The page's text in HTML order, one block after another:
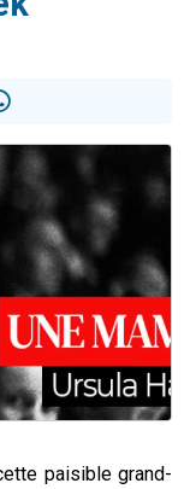
en groupe sur Zoom
paisible grand-